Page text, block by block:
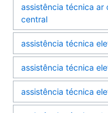
assistência técnica ar
central
assistência técnica
assistência técnica
assistência técnica